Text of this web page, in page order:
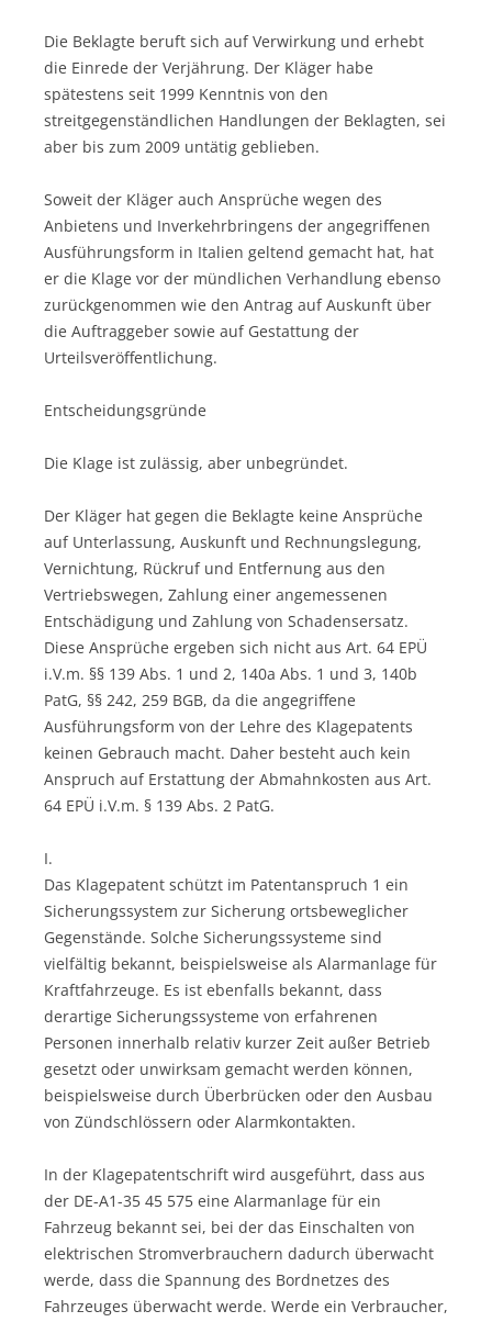
Die Beklagte beruft sich auf Verwirkung und erhebt
die Einrede der Verjährung. Der Kläger habe
spätestens seit 1999 Kenntnis von den
streitgegenständlichen Handlungen der Beklagten, sei
aber bis zum 2009 untätig geblieben.
Soweit der Kläger auch Ansprüche wegen des
Anbietens und Inverkehrbringens der angegriffenen
Ausführungsform in Italien geltend gemacht hat, hat
er die Klage vor der mündlichen Verhandlung ebenso
zurückgenommen wie den Antrag auf Auskunft über
die Auftraggeber sowie auf Gestattung der
Urteilsveröffentlichung.
Entscheidungsgründe
Die Klage ist zulässig, aber unbegründet.
Der Kläger hat gegen die Beklagte keine Ansprüche
auf Unterlassung, Auskunft und Rechnungslegung,
Vernichtung, Rückruf und Entfernung aus den
Vertriebswegen, Zahlung einer angemessenen
Entschädigung und Zahlung von Schadensersatz.
Diese Ansprüche ergeben sich nicht aus Art. 64 EPÜ
i.V.m. §§ 139 Abs. 1 und 2, 140a Abs. 1 und 3, 140b
PatG, §§ 242, 259 BGB, da die angegriffene
Ausführungsform von der Lehre des Klagepatents
keinen Gebrauch macht. Daher besteht auch kein
Anspruch auf Erstattung der Abmahnkosten aus Art.
64 EPÜ i.V.m. § 139 Abs. 2 PatG.
I.
Das Klagepatent schützt im Patentanspruch 1 ein
Sicherungssystem zur Sicherung ortsbeweglicher
Gegenstände. Solche Sicherungssysteme sind
vielfältig bekannt, beispielsweise als Alarmanlage für
Kraftfahrzeuge. Es ist ebenfalls bekannt, dass
derartige Sicherungssysteme von erfahrenen
Personen innerhalb relativ kurzer Zeit außer Betrieb
gesetzt oder unwirksam gemacht werden können,
beispielsweise durch Überbrücken oder den Ausbau
von Zündschlössern oder Alarmkontakten.
In der Klagepatentschrift wird ausgeführt, dass aus
der DE-A1-35 45 575 eine Alarmanlage für ein
Fahrzeug bekannt sei, bei der das Einschalten von
elektrischen Stromverbrauchern dadurch überwacht
werde, dass die Spannung des Bordnetzes des
Fahrzeuges überwacht werde. Werde ein Verbraucher,